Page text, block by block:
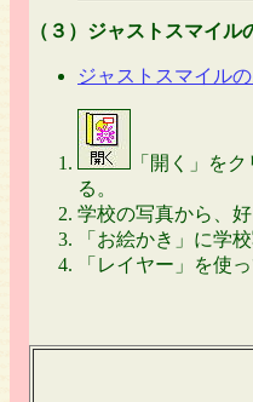
（３）ジャストスマイ
ジャストスマイル
「開く」をク
る。
学校の写真から、
「お絵かき」に学
「レイヤー」を使